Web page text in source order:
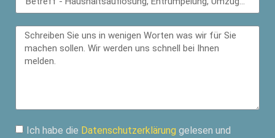
Ich habe die Datenschutzerklärung gelesen und